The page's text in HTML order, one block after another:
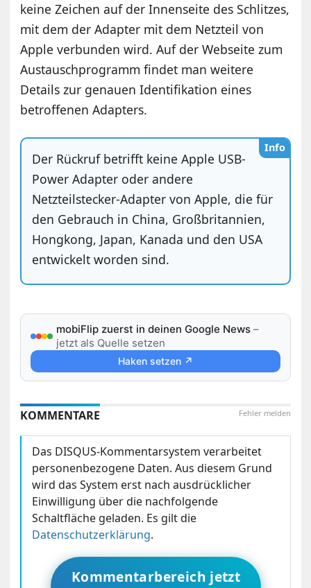
keine Zeichen auf der Innenseite des Schlitzes,
mit dem der Adapter mit dem Netzteil von
Apple verbunden wird. Auf der Webseite zum
Austauschprogramm findet man weitere
Details zur genauen Identifikation eines
betroffenen Adapters.
Info
Der Rückruf betrifft keine Apple USB-
Power Adapter oder andere
Netzteilstecker-Adapter von Apple, die für
den Gebrauch in China, Großbritannien,
Hongkong, Japan, Kanada und den USA
entwickelt worden sind.
mobiFlip zuerst in deinen Google News –
jetzt als Quelle setzen
Haken setzen ↗
Fehler melden
KOMMENTARE
Das DISQUS-Kommentarsystem verarbeitet
personenbezogene Daten. Aus diesem Grund
wird das System erst nach ausdrücklicher
Einwilligung über die nachfolgende
Schaltfläche geladen. Es gilt die
Datenschutzerklärung.
Kommentarbereich jetzt